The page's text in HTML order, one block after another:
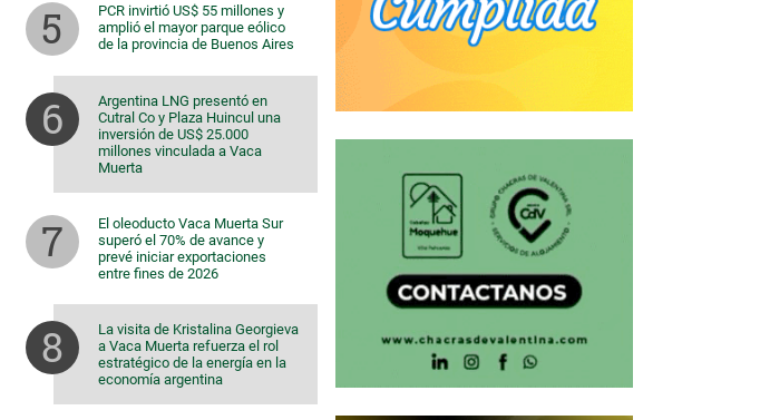
PCR invirtió US$ 55 millones y
amplió el mayor parque eólico
de la provincia de Buenos Aires
Argentina LNG presentó en
Cutral Co y Plaza Huincul una
inversión de US$ 25.000
millones vinculada a Vaca
Muerta
El oleoducto Vaca Muerta Sur
superó el 70% de avance y
prevé iniciar exportaciones
entre fines de 2026
La visita de Kristalina Georgieva
a Vaca Muerta refuerza el rol
estratégico de la energía en la
economía argentina